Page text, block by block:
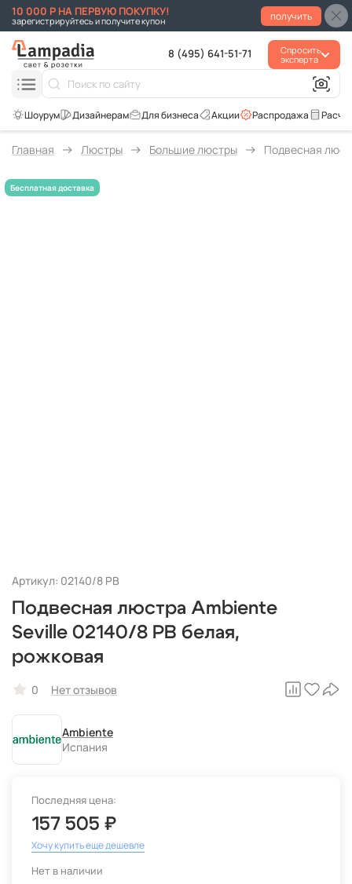
10 000 Р НА ПЕРВУЮ ПОКУПКУ!
зарегистрируйтесь и получите купон получить
8 (495) 641-51-71
Спросить
эксперта
Распродажа
Акции
Для бизнеса
Главная Люстры Большие люстры Подвесная
Артикул: 02140/8 PB
Подвесная люстра Ambiente
Seville 02140/8 PB белая,
рожковая
0 Нет отзывов
Ambiente
Испания
Последняя цена:
157 505 ₽
Хочу купить еще дешевле
Нет в наличии